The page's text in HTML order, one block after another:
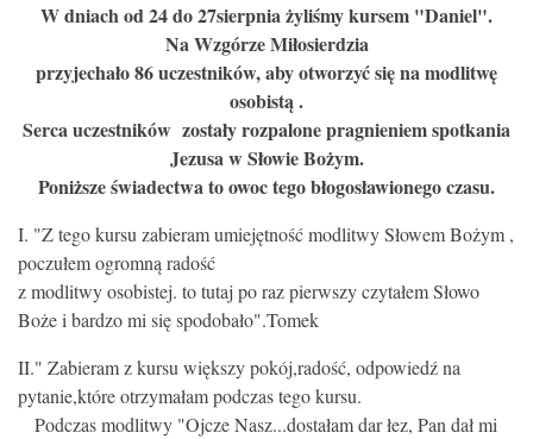
AKTUALNOŚCI
WSPÓLNOTA
KURSY SNE
KONTAKT
W dniach od 24 do 27sierpnia żyliśmy kursem "Daniel".
Na Wzgórze Miłosierdzia
przyjechało 86 uczestników, aby otworzyć się na modlitwę
osobistą .
Serca uczestników zostały rozpalone pragnieniem spotkania
Jezusa w Słowie Bożym.
Poniższe świadectwa to owoc tego błogosławionego czasu.
I. "Z tego kursu zabieram umiejętność modlitwy Słowem Bożym ,
poczułem ogromną radość
z modlitwy osobistej. to tutaj po raz pierwszy czytałem Słowo
Boże i bardzo mi się spodobało".Tomek
II." Zabieram z kursu większy pokój,radość, odpowiedź na
pytanie,które otrzymałam podczas tego kursu.
Podczas modlitwy "Ojcze Nasz...dostałam dar łez, Pan dał mi